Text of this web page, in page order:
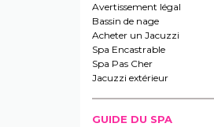
Avertissement légal
Bassin de nage
Acheter un Jacuzzi
Spa Encastrable
Spa Pas Cher
Jacuzzi extérieur
GUIDE DU SPA